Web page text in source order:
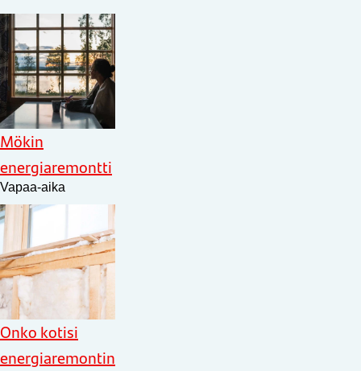
Mökin
energiaremontti
Vapaa-aika
Onko kotisi
energiaremontin